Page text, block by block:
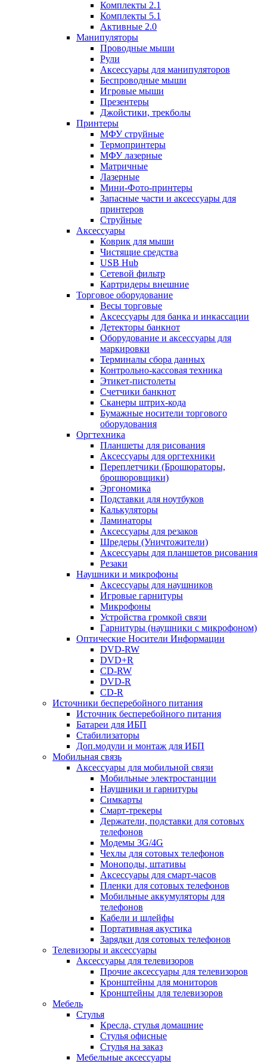
Комплекты 2.1
Комплекты 5.1
Активные 2.0
Манипуляторы
Проводные мыши
Рули
Аксессуары для манипуляторов
Беспроводные мыши
Игровые мыши
Презентеры
Джойстики, трекболы
Принтеры
МФУ струйные
Термопринтеры
МФУ лазерные
Матричные
Лазерные
Мини-Фото-принтеры
Запасные части и аксессуары для
принтеров
Струйные
Аксессуары
Коврик для мыши
Чистящие средства
USB Hub
Сетевой фильтр
Картридеры внешние
Торговое оборудование
Весы торговые
Аксессуары для банка и инкассации
Детекторы банкнот
Оборудование и аксессуары для
маркировки
Терминалы сбора данных
Контрольно-кассовая техника
Этикет-пистолеты
Счетчики банкнот
Сканеры штрих-кода
Бумажные носители торгового
оборудования
Оргтехника
Планшеты для рисования
Аксессуары для оргтехники
Переплетчики (Брошюраторы,
брошюровщики)
Эргономика
Подставки для ноутбуков
Калькуляторы
Ламинаторы
Аксессуары для резаков
Шредеры (Уничтожители)
Аксессуары для планшетов рисования
Резаки
Наушники и микрофоны
Аксессуары для наушников
Игровые гарнитуры
Микрофоны
Устройства громкой связи
Гарнитуры (наушники с микрофоном)
Оптические Носители Информации
DVD-RW
DVD+R
CD-RW
DVD-R
CD-R
Источники бесперебойного питания
Источник бесперебойного питания
Батареи для ИБП
Стабилизаторы
Доп.модули и монтаж для ИБП
Мобильная связь
Аксессуары для мобильной связи
Мобильные электростанции
Наушники и гарнитуры
Симкарты
Смарт-трекеры
Держатели, подставки для сотовых
телефонов
Модемы 3G/4G
Чехлы для сотовых телефонов
Моноподы, штативы
Аксессуары для смарт-часов
Пленки для сотовых телефонов
Мобильные аккумуляторы для
телефонов
Кабели и шлейфы
Портативная акустика
Зарядки для сотовых телефонов
Телевизоры и аксессуары
Аксессуары для телевизоров
Прочие аксессуары для телевизоров
Кронштейны для мониторов
Кронштейны для телевизоров
Мебель
Стулья
Кресла, стулья домашние
Стулья офисные
Стулья на заказ
Мебельные аксессуары